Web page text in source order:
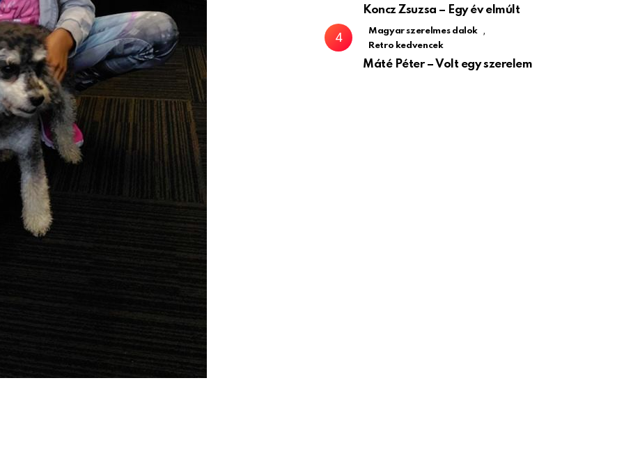
Koncz Zsuzsa – Egy év elmúlt
Magyar szerelmes dalok ,
Retro kedvencek
Máté Péter – Volt egy szerelem